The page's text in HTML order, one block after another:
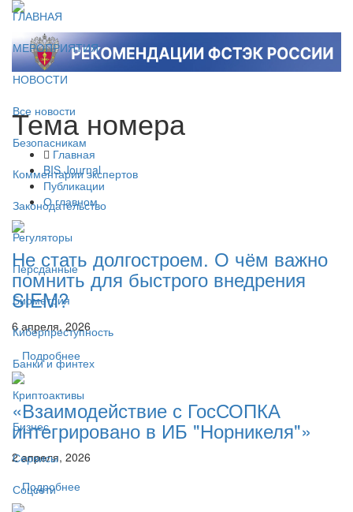
ГЛАВНАЯ
МЕРОПРИЯТИЯ
НОВОСТИ
Все новости
Безопасникам
Комментарии экспертов
Законодательство
Регуляторы
Персданные
Биометрия
Киберпреступность
Банки и финтех
Криптоактивы
Бизнес
Сервисы
Соцсети
Тема номера
Главная
BIS Journal
Публикации
О главном
Не стать долгостроем. О чём важно
помнить для быстрого внедрения
SIEM?
6 апреля, 2026
Подробнее
«Взаимодействие с ГосСОПКА
интегрировано в ИБ "Норникеля"»
2 апреля, 2026
Подробнее